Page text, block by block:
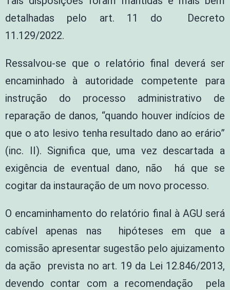
detalhadas pelo art. 11 do Decreto
11.129/2022.
Ressalvou-se que o relatório final deverá ser
encaminhado à autoridade competente para
instrução do processo administrativo de
reparação de danos, “quando houver indícios de
que o ato lesivo tenha resultado dano ao erário”
(inc. II). Significa que, uma vez descartada a
exigência de eventual dano, não há que se
cogitar da instauração de um novo processo.
O encaminhamento do relatório final à AGU será
cabível apenas nas hipóteses em que a
comissão apresentar sugestão pelo ajuizamento
da ação prevista no art. 19 da Lei 12.846/2013,
devendo contar com a recomendação pela